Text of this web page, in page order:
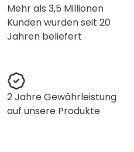
Mehr als 3,5 Millionen
Kunden wurden seit 20
Jahren beliefert
2 Jahre Gewährleistung
auf unsere Produkte